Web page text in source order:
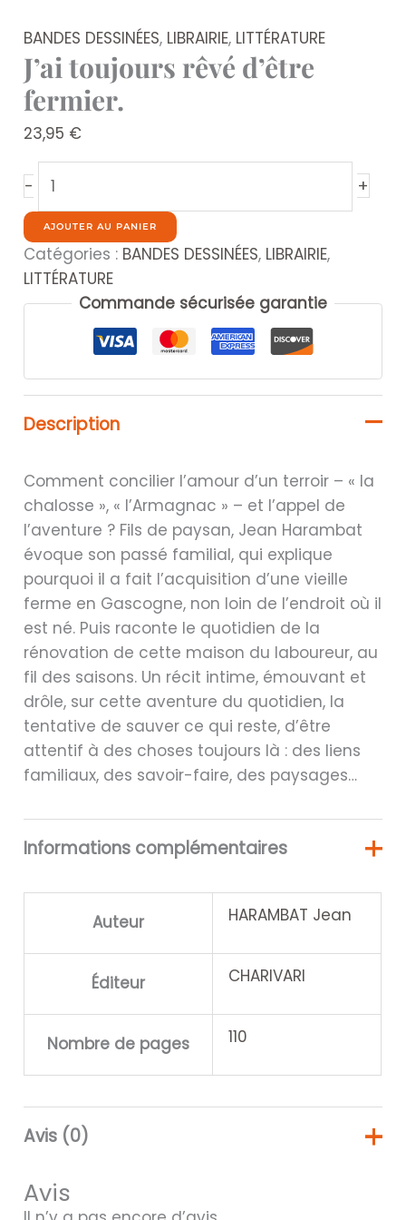
BANDES DESSINÉES, LIBRAIRIE, LITTÉRATURE
J’ai toujours rêvé d’être
fermier.
23,95 €
-
de
J'ai
toujours
rêvé
d'être
+
AJOUTER AU PANIER
Catégories : BANDES DESSINÉES, LIBRAIRIE,
LITTÉRATURE
Commande sécurisée garantie
Description
Comment concilier l’amour d’un terroir – « la
chalosse », « l’Armagnac » – et l’appel de
l’aventure ? Fils de paysan, Jean Harambat
évoque son passé familial, qui explique
pourquoi il a fait l’acquisition d’une vieille
ferme en Gascogne, non loin de l’endroit où il
est né. Puis raconte le quotidien de la
rénovation de cette maison du laboureur, au
fil des saisons. Un récit intime, émouvant et
drôle, sur cette aventure du quotidien, la
tentative de sauver ce qui reste, d’être
attentif à des choses toujours là : des liens
familiaux, des savoir-faire, des paysages…
Informations complémentaires
Auteur HARAMBAT Jean
Éditeur CHARIVARI
Nombre de pages 110
Avis (0)
Avis